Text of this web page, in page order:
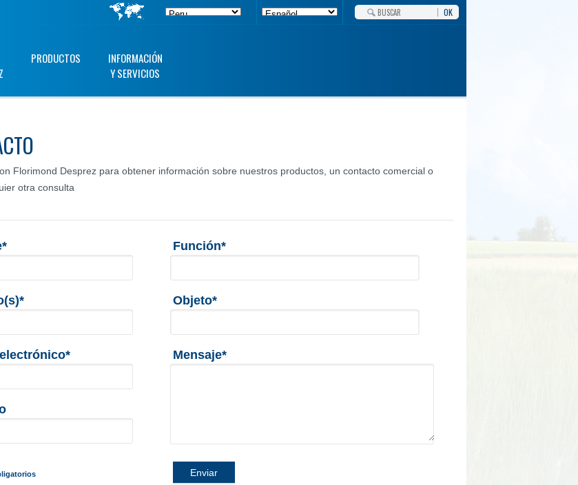
OK
PRODUCTOS
INFORMACIÓN
Y SERVICIOS
Florimond Desprez para obtener información sobre nuestros productos, un contacto comercial o
otra consulta
Función*
Objeto*
Mensaje*
Enviar